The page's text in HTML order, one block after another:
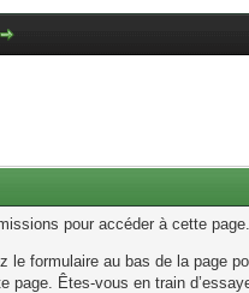
pour accéder à cette
le formulaire au bas de la page
page. Êtes-vous en train